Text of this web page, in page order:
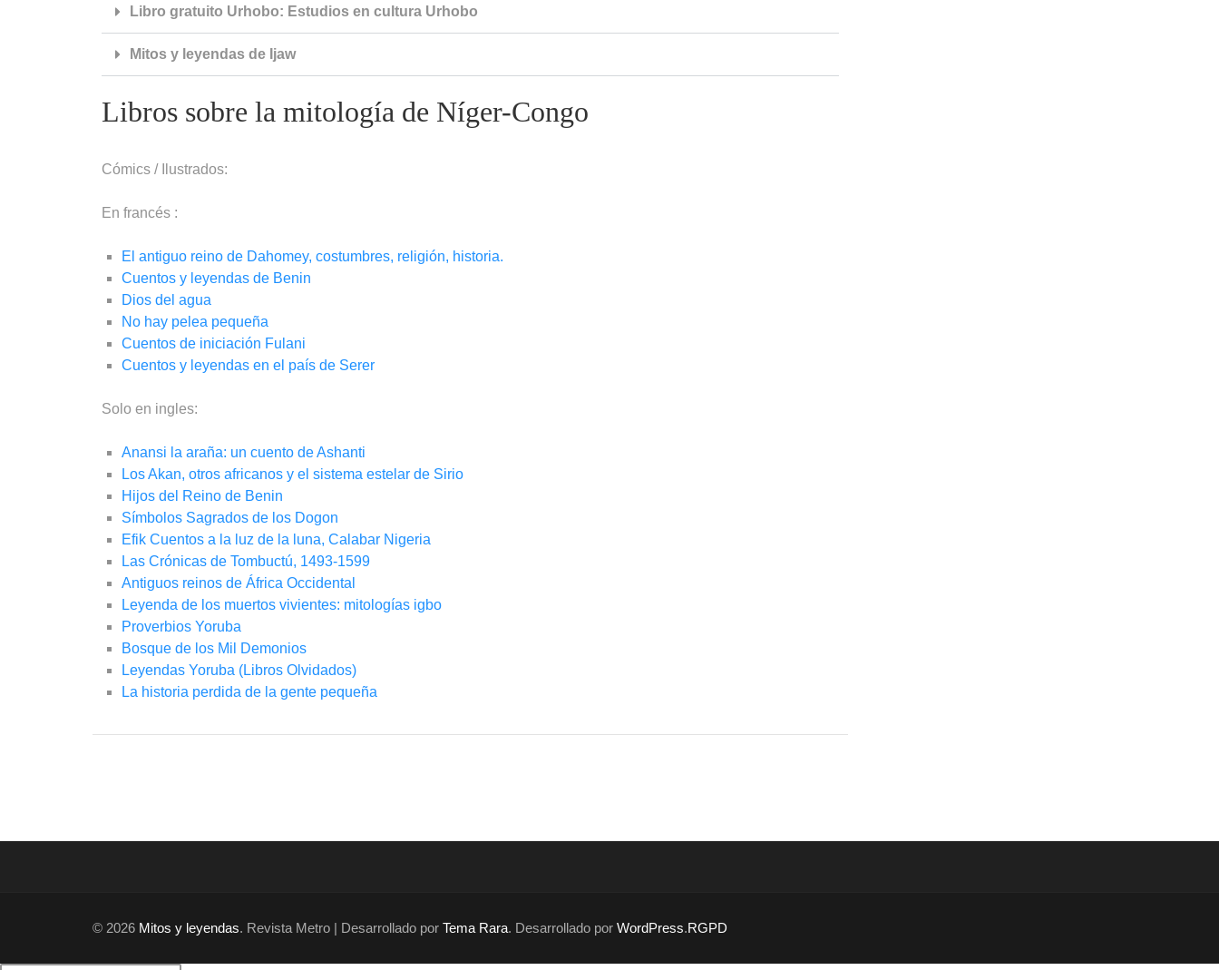
Libro gratuito Urhobo: Estudios en cultura Urhobo
Mitos y leyendas de Ijaw
Libros sobre la mitología de Níger-Congo
Cómics / Ilustrados:
En francés :
El antiguo reino de Dahomey, costumbres, religión, historia.
Cuentos y leyendas de Benin
Dios del agua
No hay pelea pequeña
Cuentos de iniciación Fulani
Cuentos y leyendas en el país de Serer
Solo en ingles:
Anansi la araña: un cuento de Ashanti
Los Akan, otros africanos y el sistema estelar de Sirio
Hijos del Reino de Benin
Símbolos Sagrados de los Dogon
Efik Cuentos a la luz de la luna, Calabar Nigeria
Las Crónicas de Tombuctú, 1493-1599
Antiguos reinos de África Occidental
Leyenda de los muertos vivientes: mitologías igbo
Proverbios Yoruba
Bosque de los Mil Demonios
Leyendas Yoruba (Libros Olvidados)
La historia perdida de la gente pequeña
© 2026 Mitos y leyendas. Revista Metro | Desarrollado por Tema Rara. Desarrollado por WordPress.RGPD